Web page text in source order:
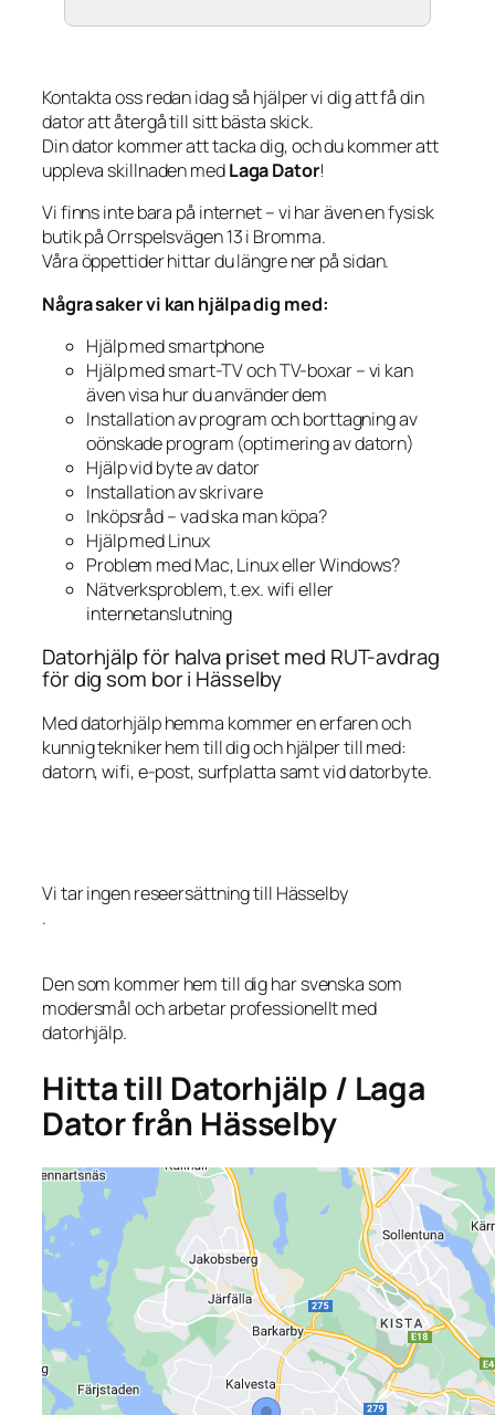
Kontakta oss redan idag så hjälper vi dig att få din
dator att återgå till sitt bästa skick.
Din dator kommer att tacka dig, och du kommer att
uppleva skillnaden medLaga Dator!
Vi finns inte bara på internet – vi har även en fysisk
butik på Orrspelsvägen 13 i Bromma.
Våra öppettider hittar du längre ner på sidan.
Några saker vi kan hjälpa dig med:
Hjälp med smartphone
Hjälp med smart-TV och TV-boxar – vi kan
även visa hur du använder dem
Installation av program och borttagning av
oönskade program (optimering av datorn)
Hjälp vid byte av dator
Installation av skrivare
Inköpsråd – vad ska man köpa?
Hjälp med Linux
Problem med Mac, Linux eller Windows?
Nätverksproblem, t.ex. wifi eller
internetanslutning
Datorhjälp för halva priset med RUT-avdrag
för dig som bor i Hässelby
Med datorhjälp hemma kommer en erfaren och
kunnig tekniker hem till dig och hjälper till med:
datorn, wifi, e-post, surfplatta samt vid datorbyte.
Vi tar ingen reseersättning till Hässelby
.
Den som kommer hem till dig har svenska som
modersmål och arbetar professionellt med
datorhjälp.
Hitta till Datorhjälp / Laga
Dator från Hässelby